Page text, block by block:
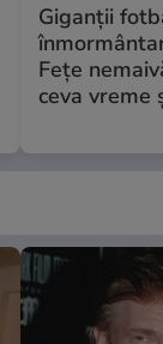
Giganții
Fețe
ceva vreme